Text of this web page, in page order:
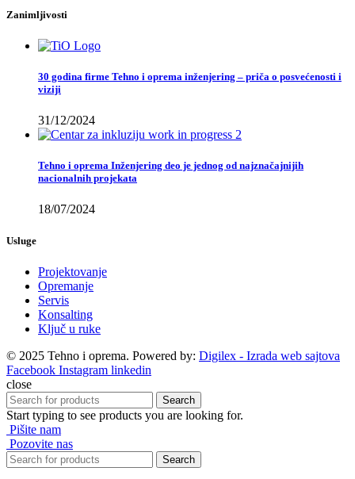
Zanimljivosti
30 godina firme Tehno i oprema inženjering – priča o posvećenosti i
viziji
31/12/2024
Tehno i oprema Inženjering deo je jednog od najznačajnijih
nacionalnih projekata
18/07/2024
Usluge
Projektovanje
Opremanje
Servis
Konsalting
Ključ u ruke
© 2025 Tehno i oprema. Powered by: Digilex - Izrada web sajtova
Facebook Instagram linkedin
close
Search
Start typing to see products you are looking for.
Pišite nam
Pozovite nas
Search